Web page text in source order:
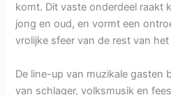
komt. Dit vaste onderdeel raakt
jong en oud, en vormt een
vrolijke sfeer van de rest van
De line-up van muzikale gasten
van schlager, volksmusik en